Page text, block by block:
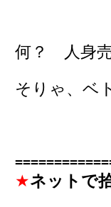
何？ 人身
そりゃ、ベ
★ネットで